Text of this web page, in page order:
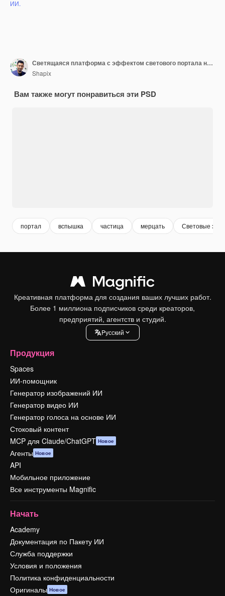
ИИ.
Светящаяся платформа с эффектом светового портала на черном фоне
Shapix
Вам также могут понравиться эти PSD
портал вспышка частица мерцать Световые
Креативная платформа для создания ваших лучших работ.
Более 1 миллиона подписчиков среди креаторов,
предприятий, агентств и студий.
Pусский
Продукция
Spaces
ИИ-помощник
Генератор изображений ИИ
Генератор видео ИИ
Генератор голоса на основе ИИ
Стоковый контент
MCP для Claude/ChatGPT Новое
Агенты Новое
API
Мобильное приложение
Все инструменты Magnific
Начать
Academy
Документация по Пакету ИИ
Служба поддержки
Условия и положения
Политика конфиденциальности
Оригиналы Новое